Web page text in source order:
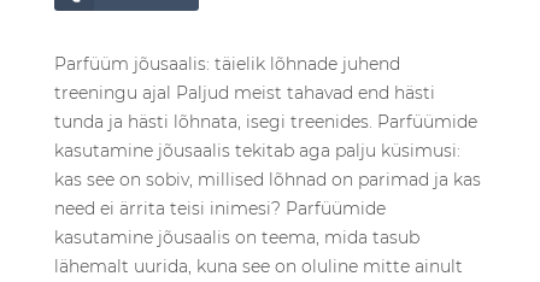
Parfüüm jõusaalis: täielik lõhnade juhend
treeningu ajal Paljud meist tahavad end hästi
tunda ja hästi lõhnata, isegi treenides. Parfüümide
kasutamine jõusaalis tekitab aga palju küsimusi:
kas see on sobiv, millised lõhnad on parimad ja kas
need ei ärrita teisi inimesi? Parfüümide
kasutamine jõusaalis on teema, mida tasub
lähemalt uurida, kuna see on oluline mitte ainult